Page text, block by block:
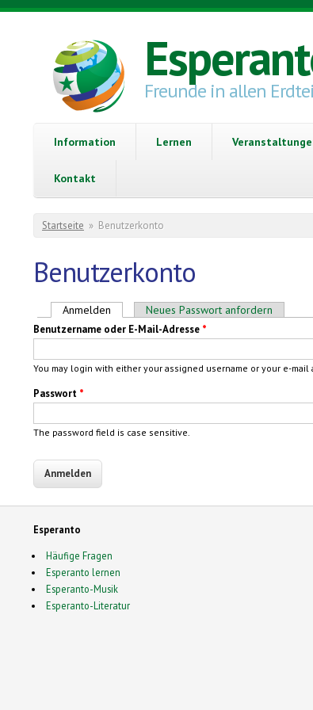
Direkt zum Inhalt
Freunde in allen
Information Lernen
Kontakt
Sie sind hier
Startseite » Benutzerkonto
Benutzerkonto
Haupt-Reiter
Anmelden (aktiver Reiter)
Neues Passwort anfordern
Benutzername oder E-Mail-Adresse *
You may login with either your assigned username or your e-mail
Passwort *
The password field is case sensitive.
Esperanto
Häufige Fragen
Esperanto lernen
Esperanto-Musik
Esperanto-Literatur